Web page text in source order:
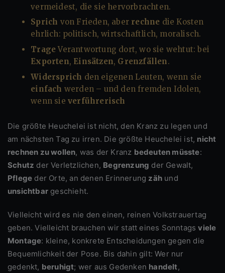
vermeidest, die sie hervorbrachten.
Sprich von Frieden, aber rechne die Kosten
ehrlich: politisch, wirtschaftlich, moralisch.
Trage Verantwortung dort, wo sie wehtut: bei
Exporten, Einsätzen, Grenzfällen.
Widersprich den eigenen Leuten, wenn sie
einfach werden – und den fremden Idolen,
wenn sie verführerisch
Die größte Heuchelei ist nicht, den Kranz zu legen und
am nächsten Tag zu irren. Die größte Heuchelei ist, nicht
rechnen zu wollen, was der Kranz bedeuten müsste:
Schutz der Verletzlichen, Begrenzung der Gewalt,
Pflege der Orte, an denen Erinnerung zäh und
unsichtbar geschieht.
Vielleicht wird es nie den einen, reinen Volkstrauertag
geben. Vielleicht brauchen wir statt eines Sonntagsviele
Montage: kleine, konkrete Entscheidungen gegen die
Bequemlichkeit der Pose. Bis dahin gilt: Wer nur
gedenkt, beruhigt; wer aus Gedenken handelt,